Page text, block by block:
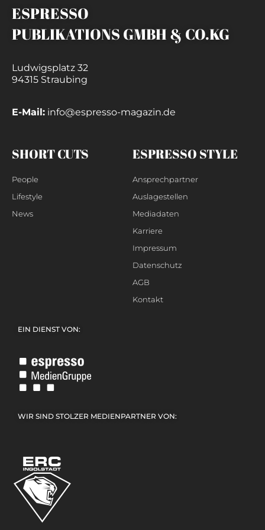
ESPRESSO
PUBLIKATIONS GMBH & CO.KG
Ludwigsplatz 32
94315 Straubing
E-Mail: info@espresso-magazin.de
SHORT CUTS
People
Lifestyle
News
ESPRESSO STYLE
Ansprechpartner
Auslagestellen
Mediadaten
Karriere
Impressum
Datenschutz
AGB
Kontakt
EIN DIENST VON:
WIR SIND STOLZER MEDIENPARTNER VON: